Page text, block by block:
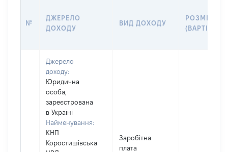
№
ДЖЕРЕЛО
ДОХОДУ
ВИД ДОХОДУ
РОЗМІР
(ВАРТІСТЬ)
Джерело
доходу:
Юридична
особа,
зареєстрована
в Україні
Найменування:
КНП
Коростишівська
Заробітна
плата